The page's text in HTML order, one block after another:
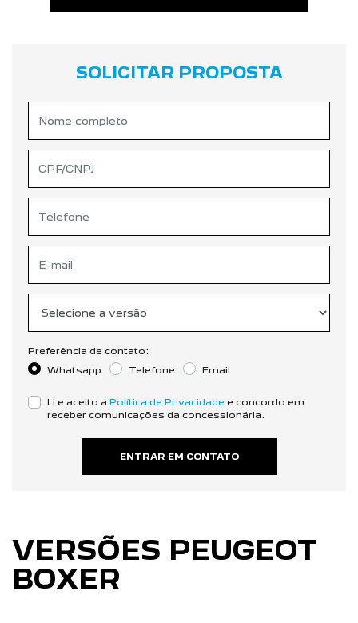
SOLICITAR PROPOSTA
Preferência de contato:
Whatsapp
Telefone Email
Li e aceito a Política de Privacidade e concordo em
receber comunicações da concessionária.
ENTRAR EM CONTATO
VERSÕES PEUGEOT
BOXER